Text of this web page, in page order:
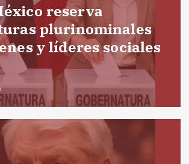
reserva
plurinominales
y líderes sociales